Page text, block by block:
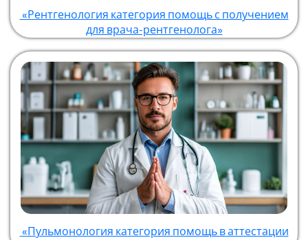
«Рентгенология категория помощь с получением
для врача-рентгенолога»
«Пульмонология категория помощь в аттестации